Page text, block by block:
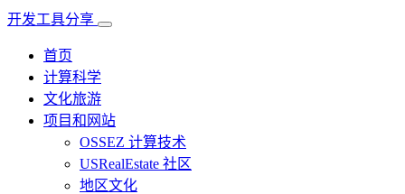
开发工具分享
首页
计算科学
文化旅游
项目和网站
OSSEZ 计算技术
USRealEstate 社区
地区文化